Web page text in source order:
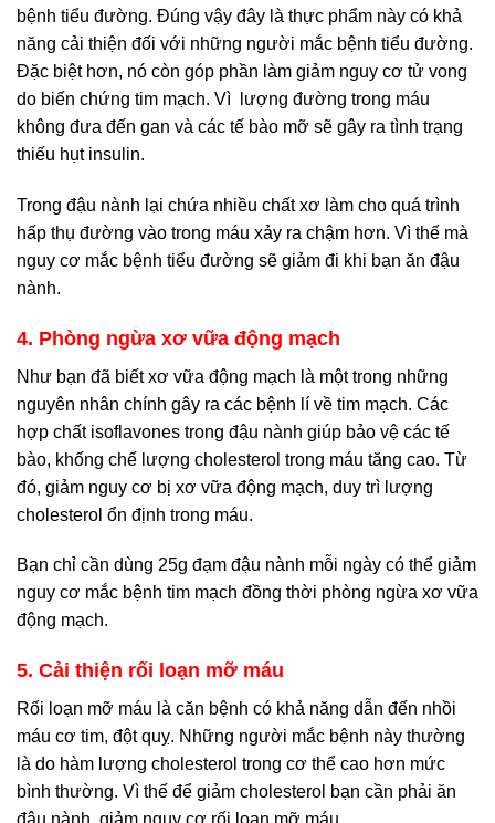
bệnh tiểu đường. Đúng vậy đây là thực phẩm này có khả
năng cải thiện đối với những người mắc bệnh tiểu đường.
Đặc biệt hơn, nó còn góp phần làm giảm nguy cơ tử vong
do biến chứng tim mạch. Vì lượng đường trong máu
không đưa đến gan và các tế bào mỡ sẽ gây ra tình trạng
thiếu hụt insulin.
Trong đậu nành lại chứa nhiều chất xơ làm cho quá trình
hấp thụ đường vào trong máu xảy ra chậm hơn. Vì thế mà
nguy cơ mắc bệnh tiểu đường sẽ giảm đi khi bạn ăn đậu
nành.
4. Phòng ngừa xơ vữa động mạch
Như bạn đã biết xơ vữa động mạch là một trong những
nguyên nhân chính gây ra các bệnh lí về tim mạch. Các
hợp chất isoflavones trong đậu nành giúp bảo vệ các tế
bào, khống chế lượng cholesterol trong máu tăng cao. Từ
đó, giảm nguy cơ bị xơ vữa động mạch, duy trì lượng
cholesterol ổn định trong máu.
Bạn chỉ cần dùng 25g đạm đậu nành mỗi ngày có thể giảm
nguy cơ mắc bệnh tim mạch đồng thời phòng ngừa xơ vữa
động mạch.
5. Cải thiện rối loạn mỡ máu
Rối loạn mỡ máu là căn bệnh có khả năng dẫn đến nhồi
máu cơ tim, đột quỵ. Những người mắc bệnh này thường
là do hàm lượng cholesterol trong cơ thể cao hơn mức
bình thường. Vì thế để giảm cholesterol bạn cần phải ăn
đậu nành, giảm nguy cơ rối loạn mỡ máu.